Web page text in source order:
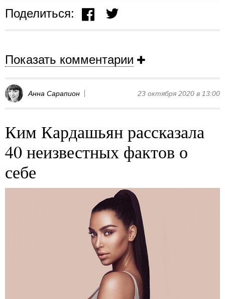
Поделиться:
Показать комментарии
Анна Сарапион 23 октября 2020 в 13:00
Ким Кардашьян рассказала
40 неизвестных фактов о
себе